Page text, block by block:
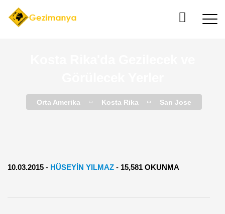
Orta Amerika Kosta Rika San Jose
10.03.2015 - HÜSEYİN YILMAZ - 15,581 OKUNMA